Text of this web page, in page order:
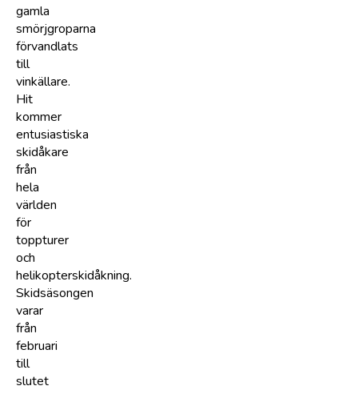
gamla
smörjgroparna
förvandlats
till
vinkällare.
Hit
kommer
entusiastiska
skidåkare
från
hela
världen
för
toppturer
och
helikopterskidåkning.
Skidsäsongen
varar
från
februari
till
slutet